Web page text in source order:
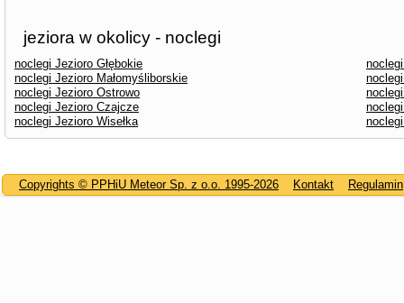
jeziora w okolicy - noclegi
noclegi Jezioro Głębokie
noclegi Jezioro Małomyśliborskie
noclegi Jezioro Ostrowo
noclegi Jezioro Czajcze
noclegi Jezioro Wisełka
Copyrights © PPHiU Meteor Sp. z o.o. 1995-2026 Kontakt Regulamin